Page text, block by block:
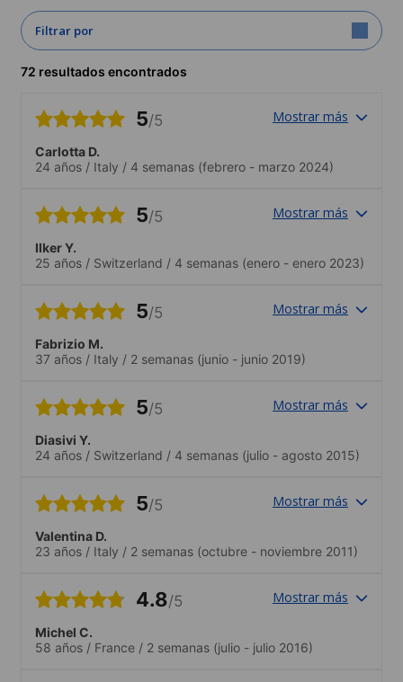
Filtrar por
72 resultados encontrados
5/5 Mostrar más
Carlotta D.
24 años / Italy / 4 semanas (febrero - marzo 2024)
5/5 Mostrar más
Ilker Y.
25 años / Switzerland / 4 semanas (enero - enero 2023)
5/5 Mostrar más
Fabrizio M.
37 años / Italy / 2 semanas (junio - junio 2019)
5/5 Mostrar más
Diasivi Y.
24 años / Switzerland / 4 semanas (julio - agosto 2015)
5/5 Mostrar más
Valentina D.
23 años / Italy / 2 semanas (octubre - noviembre 2011)
4.8/5 Mostrar más
Michel C.
58 años / France / 2 semanas (julio - julio 2016)